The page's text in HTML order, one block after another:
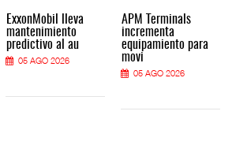
ExxonMobil lleva
mantenimiento
predictivo al au
05 AGO 2026
APM Terminals
incrementa
equipamiento para
movi
05 AGO 2026